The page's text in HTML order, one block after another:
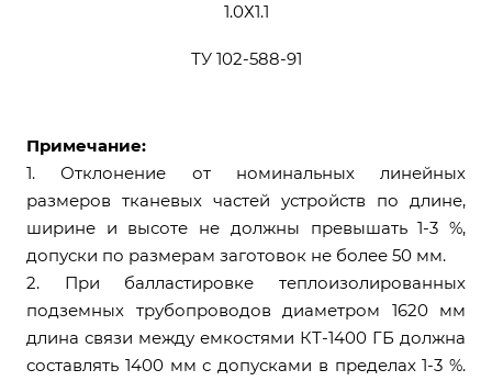
1.0Х1.1
ТУ 102-588-91
Примечание:
1. Отклонение от номинальных линейных
размеров тканевых частей устройств по длине,
ширине и высоте не должны превышать 1-3 %,
допуски по размерам заготовок не более 50 мм.
2. При балластировке теплоизолированных
подземных трубопроводов диаметром 1620 мм
длина связи между емкостями КТ-1400 ГБ должна
составлять 1400 мм с допусками в пределах 1-3 %.